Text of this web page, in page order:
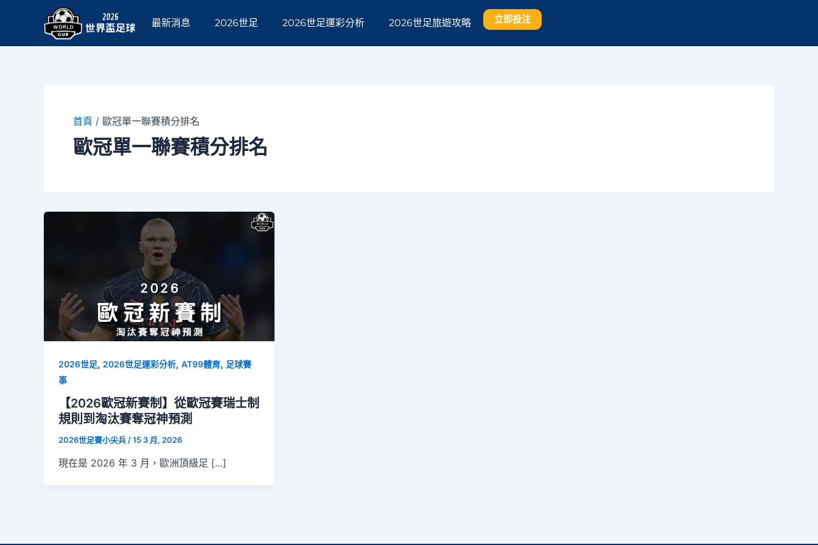
最新消息 2026世足 2026世足運彩分析 2026世足旅遊攻略 立即投注
首頁 / 歐冠單一聯賽積分排名
歐冠單一聯賽積分排名
2026世足, 2026世足運彩分析, AT99體育, 足球賽
事
【2026歐冠新賽制】從歐冠賽瑞士制
規則到淘汰賽奪冠神預測
2026世足賽小尖兵 /15 3 月, 2026
現在是 2026 年 3 月，歐洲頂級足 […]